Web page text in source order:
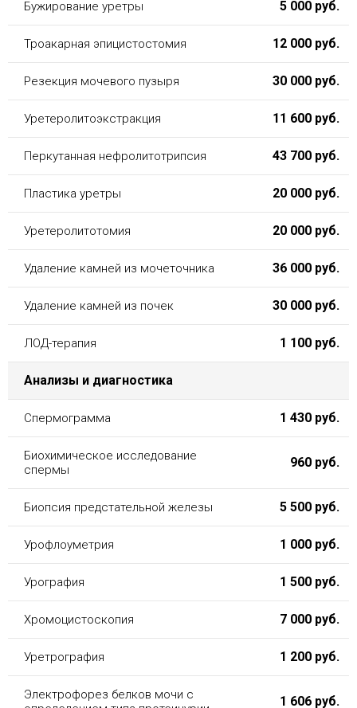
Бужирование уретры 5 000 руб.
Троакарная эпицистостомия 12 000 руб.
Резекция мочевого пузыря 30 000 руб.
Уретеролитоэкстракция 11 600 руб.
Перкутанная нефролитотрипсия 43 700 руб.
Пластика уретры 20 000 руб.
Уретеролитотомия 20 000 руб.
Удаление камней из мочеточника 36 000 руб.
Удаление камней из почек 30 000 руб.
ЛОД-терапия 1 100 руб.
Анализы и диагностика
Спермограмма 1 430 руб.
Биохимическое исследование
спермы
960 руб.
Биопсия предстательной железы 5 500 руб.
Урофлоуметрия 1 000 руб.
Урография 1 500 руб.
Хромоцистоскопия 7 000 руб.
Уретрография 1 200 руб.
Электрофорез белков мочи с
1 606 руб.